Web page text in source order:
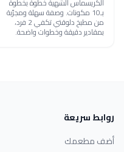
بـ10 مكونات. وصفة سهلة ومجرّبة
من مطبخ دلوقتي تكفي 2 فرد،
بمقادير دقيقة وخطوات واضحة.
روابط سريعة
أضف مطعمك